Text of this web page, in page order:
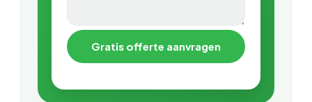
Gratis offerte aanvragen